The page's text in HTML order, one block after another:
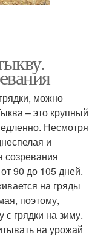
можно
– это крупный
Несмотря
и
созревания
90 до 105 дней.
на гряды
поэтому,
с грядки на зиму.
на урожай